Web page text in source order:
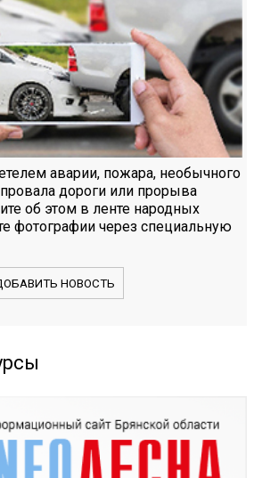
аварии, пожара, необычного
дороги или прорыва
об этом в ленте народных
фотографии через специальную
НОВОСТЬ